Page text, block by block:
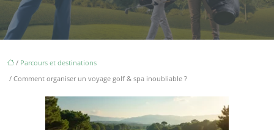
/ Parcours et destinations
/ Comment organiser un voyage golf & spa inoubliable ?